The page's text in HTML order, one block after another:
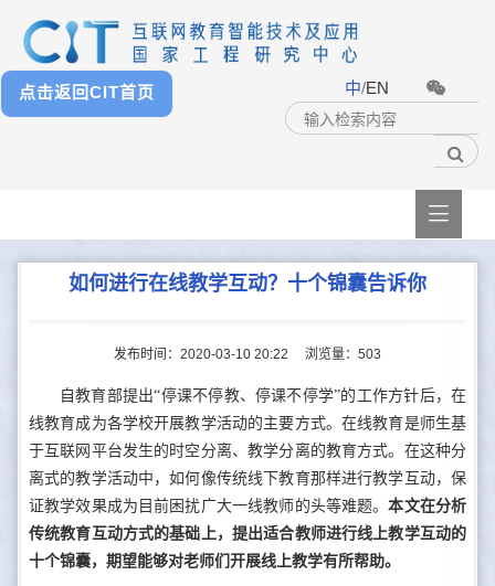
点击返回CIT首页 中/EN

如何进行在线教学互动？十个锦囊告诉你
发布时间：2020-03-10 20:22 浏览量： 503
自教育部提出“停课不停教、停课不停学”的工作方针后，在
线教育成为各学校开展教学活动的主要方式。在线教育是师生基
于互联网平台发生的时空分离、教学分离的教育方式。在这种分
离式的教学活动中，如何像传统线下教育那样进行教学互动，保
证教学效果成为目前困扰广大一线教师的头等难题。本文在分析
传统教育互动方式的基础上，提出适合教师进行线上教学互动的
十个锦囊，期望能够对老师们开展线上教学有所帮助。